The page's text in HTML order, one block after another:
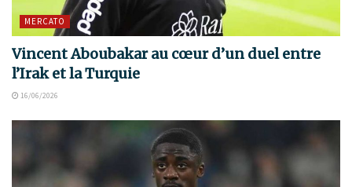
MERCATO
Vincent Aboubakar au cœur d’un duel entre
l’Irak et la Turquie
16/06/2026